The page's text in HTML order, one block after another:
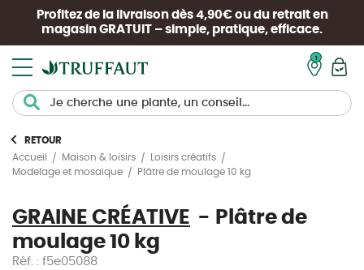
Profitez de la livraison dès 4,90€ ou du retrait en
magasin GRATUIT – simple, pratique, efficace.
RETOUR
Accueil
Maison & loisirs
Loisirs créatifs
Modelage et mosaique
Plâtre de moulage 10 kg
GRAINE CRÉATIVE
Plâtre de
moulage 10 kg
Réf. : f5e05088